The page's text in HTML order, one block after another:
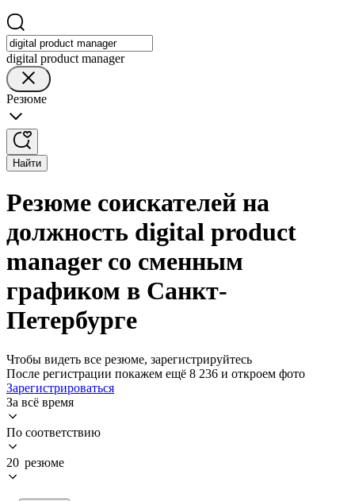
digital product manager
Резюме
Найти
Резюме соискателей на
должность digital product
manager со сменным
графиком в Санкт-
Петербурге
Чтобы видеть все резюме, зарегистрируйтесь
После регистрации покажем ещё 8 236 и откроем фото
Зарегистрироваться
За всё время
По соответствию
20 резюме